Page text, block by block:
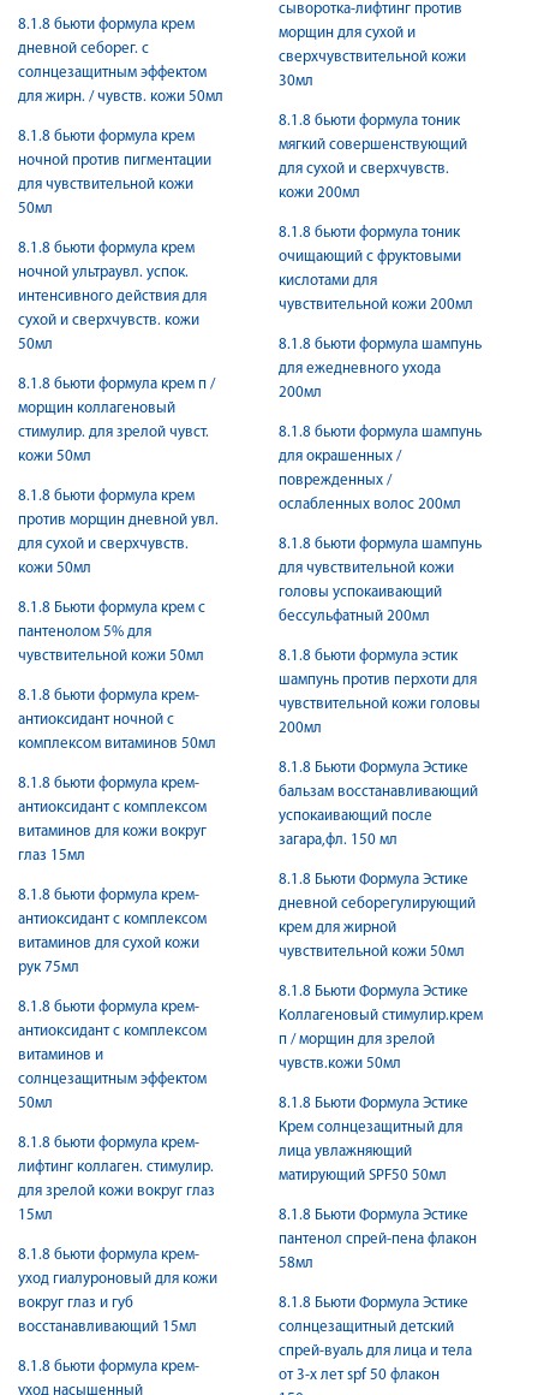
8.1.8 бьюти формула крем
дневной себорег. с
солнцезащитным эффектом
для жирн. / чувств. кожи 50мл
8.1.8 бьюти формула крем
ночной против пигментации
для чувствительной кожи
50мл
8.1.8 бьюти формула крем
ночной ультраувл. успок.
интенсивного действия для
сухой и сверхчувств. кожи
50мл
8.1.8 бьюти формула крем п /
морщин коллагеновый
стимулир. для зрелой чувст.
кожи 50мл
8.1.8 бьюти формула крем
против морщин дневной увл.
для сухой и сверхчувств.
кожи 50мл
8.1.8 Бьюти формула крем с
пантенолом 5% для
чувствительной кожи 50мл
8.1.8 бьюти формула крем-
антиоксидант ночной с
комплексом витаминов 50мл
8.1.8 бьюти формула крем-
антиоксидант с комплексом
витаминов для кожи вокруг
глаз 15мл
8.1.8 бьюти формула крем-
антиоксидант с комплексом
витаминов для сухой кожи
рук 75мл
8.1.8 бьюти формула крем-
антиоксидант с комплексом
витаминов и
солнцезащитным эффектом
50мл
8.1.8 бьюти формула крем-
лифтинг коллаген. стимулир.
для зрелой кожи вокруг глаз
15мл
8.1.8 бьюти формула крем-
уход гиалуроновый для кожи
вокруг глаз и губ
восстанавливающий 15мл
8.1.8 бьюти формула крем-
уход насыщенный
сыворотка-лифтинг против
морщин для сухой и
сверхчувствительной кожи
30мл
8.1.8 бьюти формула тоник
мягкий совершенствующий
для сухой и сверхчувств.
кожи 200мл
8.1.8 бьюти формула тоник
очищающий с фруктовыми
кислотами для
чувствительной кожи 200мл
8.1.8 бьюти формула шампунь
для ежедневного ухода
200мл
8.1.8 бьюти формула шампунь
для окрашенных /
поврежденных /
ослабленных волос 200мл
8.1.8 бьюти формула шампунь
для чувствительной кожи
головы успокаивающий
бессульфатный 200мл
8.1.8 бьюти формула эстик
шампунь против перхоти для
чувствительной кожи головы
200мл
8.1.8 Бьюти Формула Эстике
бальзам восстанавливающий
успокаивающий после
загара,фл. 150 мл
8.1.8 Бьюти Формула Эстике
дневной себорегулирующий
крем для жирной
чувствительной кожи 50мл
8.1.8 Бьюти Формула Эстике
Коллагеновый стимулир.крем
п / морщин для зрелой
чувств.кожи 50мл
8.1.8 Бьюти Формула Эстике
Крем солнцезащитный для
лица увлажняющий
матирующий SPF50 50мл
8.1.8 Бьюти Формула Эстике
пантенол спрей-пена флакон
58мл
8.1.8 Бьюти Формула Эстике
солнцезащитный детский
спрей-вуаль для лица и тела
от 3-х лет spf 50 флакон